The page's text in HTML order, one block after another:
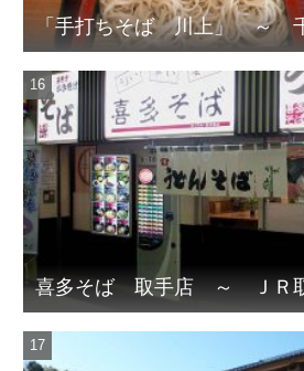
「手打ちそば 川上」 ～
喜多そば 取手店 ～ ＪＲ